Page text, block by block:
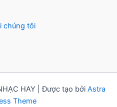
chúng tôi
HAY | Được tạo bởi Astra
Theme